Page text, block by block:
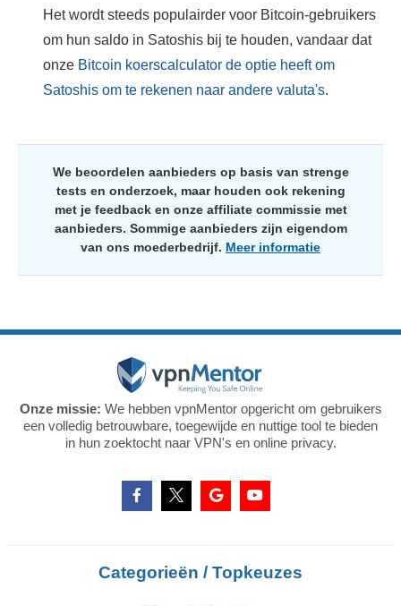
Het wordt steeds populairder voor Bitcoin-gebruikers
om hun saldo in Satoshis bij te houden, vandaar dat
onze Bitcoin koerscalculator de optie heeft om
Satoshis om te rekenen naar andere valuta's.
We beoordelen aanbieders op basis van strenge
tests en onderzoek, maar houden ook rekening
met je feedback en onze affiliate commissie met
aanbieders. Sommige aanbieders zijn eigendom
van ons moederbedrijf. Meer informatie
Onze missie: We hebben vpnMentor opgericht om gebruikers
een volledig betrouwbare, toegewijde en nuttige tool te bieden
in hun zoektocht naar VPN's en online privacy.
Categorieën / Topkeuzes